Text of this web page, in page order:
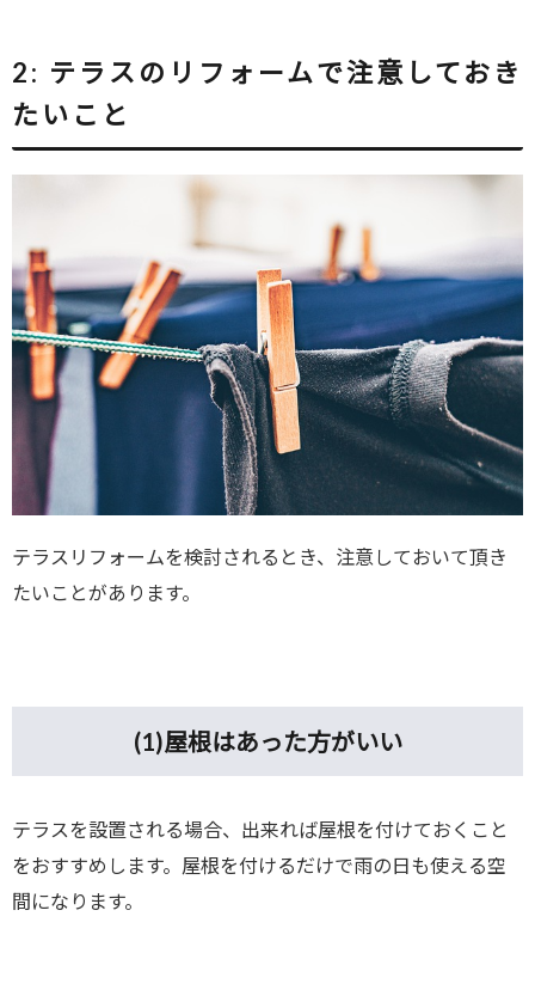
2: テラスのリフォームで注意しておき
たいこと
テラスリフォームを検討されるとき、注意しておいて頂き
たいことがあります。
(1)屋根はあった方がいい
テラスを設置される場合、出来れば屋根を付けておくこと
をおすすめします。屋根を付けるだけで雨の日も使える空
間になります。